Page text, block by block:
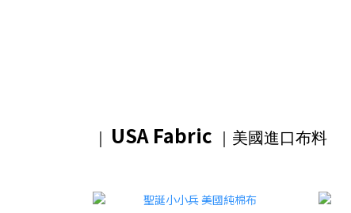
｜ USA Fabric ｜美國進口布料